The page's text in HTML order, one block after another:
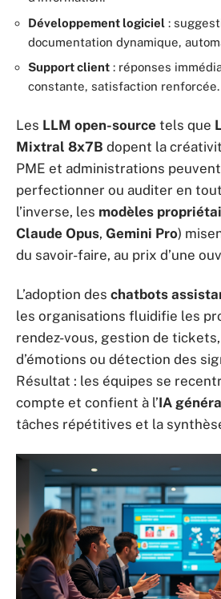
Développement logiciel :
documentation dynamique,
Support client : réponses
constante, satisfaction renforcée.
Les LLM open-source tels que
Mixtral 8x7B dopent la
PME et administrations
perfectionner ou auditer en
l’inverse, les modèles
Claude Opus, Gemini Pro)
du savoir-faire, au prix d’une
L’adoption des chatbots
les organisations fluidifie les
rendez-vous, gestion de
d’émotions ou détection des
Résultat : les équipes se
compte et confient à l’IA
tâches répétitives et la